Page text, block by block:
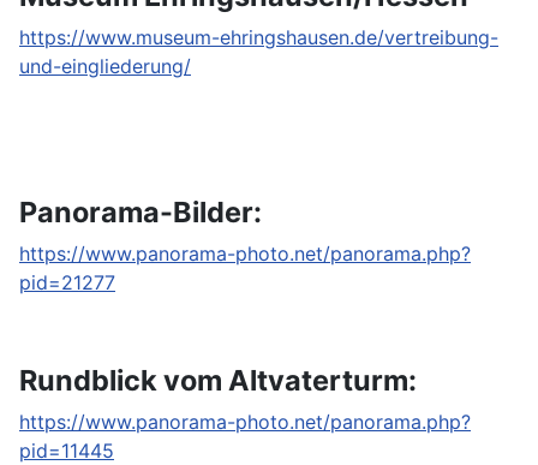
https://www.museum-ehringshausen.de/vertreibung-
und-eingliederung/
Panorama-Bilder:
https://www.panorama-photo.net/panorama.php?
pid=21277
Rundblick vom Altvaterturm:
https://www.panorama-photo.net/panorama.php?
pid=11445